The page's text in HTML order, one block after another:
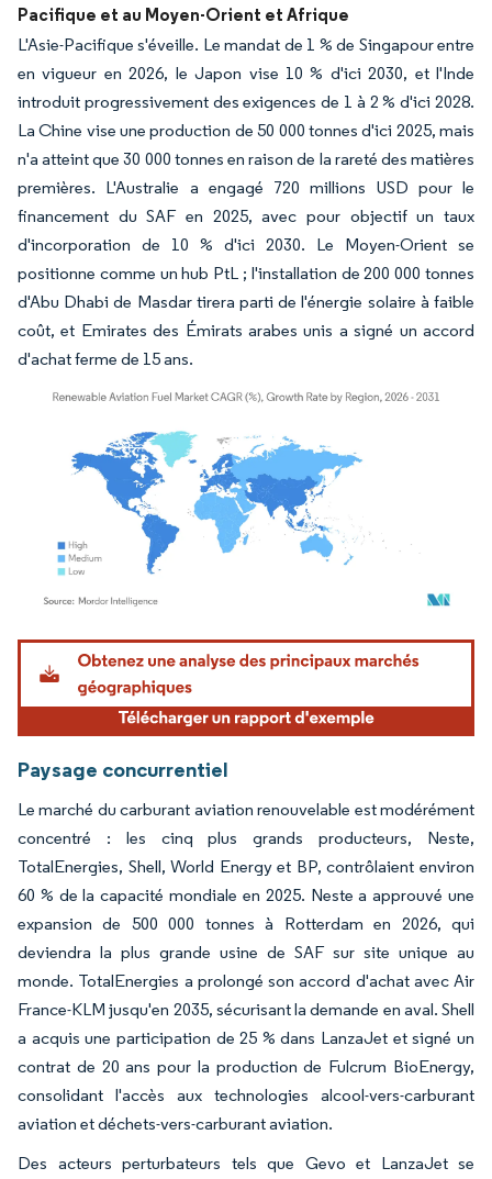
Pacifique et au Moyen-Orient et Afrique
L'Asie-Pacifique s'éveille. Le mandat de 1 % de Singapour entre
en vigueur en 2026, le Japon vise 10 % d'ici 2030, et l'Inde
introduit progressivement des exigences de 1 à 2 % d'ici 2028.
La Chine vise une production de 50 000 tonnes d'ici 2025, mais
n'a atteint que 30 000 tonnes en raison de la rareté des matières
premières. L'Australie a engagé 720 millions USD pour le
financement du SAF en 2025, avec pour objectif un taux
d'incorporation de 10 % d'ici 2030. Le Moyen-Orient se
positionne comme un hub PtL ; l'installation de 200 000 tonnes
d'Abu Dhabi de Masdar tirera parti de l'énergie solaire à faible
coût, et Emirates des Émirats arabes unis a signé un accord
d'achat ferme de 15 ans.
Image © Mordor Intelligence. La réutilisation nécessite une attribution sous CC BY
Paysage concurrentiel
Le marché du carburant aviation renouvelable est modérément
concentré : les cinq plus grands producteurs, Neste,
TotalEnergies, Shell, World Energy et BP, contrôlaient environ
60 % de la capacité mondiale en 2025. Neste a approuvé une
expansion de 500 000 tonnes à Rotterdam en 2026, qui
deviendra la plus grande usine de SAF sur site unique au
monde. TotalEnergies a prolongé son accord d'achat avec Air
France-KLM jusqu'en 2035, sécurisant la demande en aval. Shell
a acquis une participation de 25 % dans LanzaJet et signé un
contrat de 20 ans pour la production de Fulcrum BioEnergy,
consolidant l'accès aux technologies alcool-vers-carburant
aviation et déchets-vers-carburant aviation.
Des acteurs perturbateurs tels que Gevo et LanzaJet se